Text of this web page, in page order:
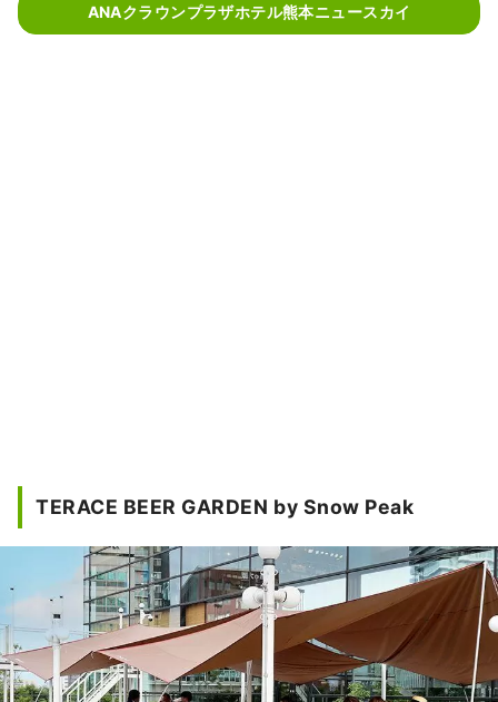
ANAクラウンプラザホテル熊本ニュースカイ
TERACE BEER GARDEN by Snow Peak